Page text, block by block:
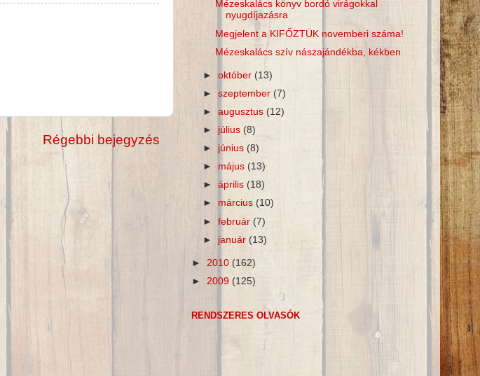
Régebbi bejegyzés
Mézeskalács könyv bordó virágokkal
nyugdíjazásra
Megjelent a KIFŐZTÜK novemberi száma!
Mézeskalács szív nászajándékba, kékben
►október (13)
►szeptember (7)
►augusztus(12)
► július (8)
► június (8)
► május (13)
►április (18)
► március (10)
►február(7)
► január (13)
► 2010 (162)
► 2009 (125)
RENDSZERES OLVASÓK